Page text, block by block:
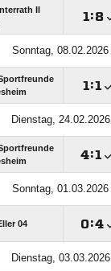
II
:
Sonntag, 08.02.2026
:
Dienstag, 24.02.2026
:
Sonntag, 01.03.2026
04 :
Dienstag, 03.03.2026